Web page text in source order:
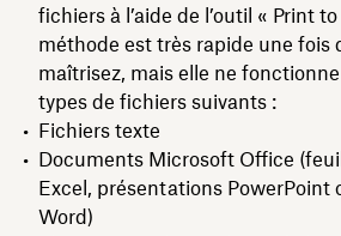
fichiers à l’aide de l’outil « Print
méthode est très rapide une fois
maîtrisez, mais elle ne
types de fichiers suivants :
Fichiers texte
Documents Microsoft Office
Excel, présentations PowerPoint
Word)